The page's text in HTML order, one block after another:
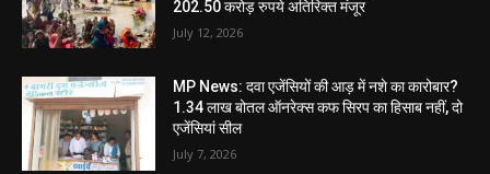
202.50 करोड़ रुपये अतिरिक्त मंजूर
July 12, 2026
MP News: दवा एजेंसियों की आड़ में नशे का कारोबार?
1.34 लाख बोतल ऑनरेक्स कफ सिरप का हिसाब नहीं, दो
एजेंसियां सील
July 7, 2026